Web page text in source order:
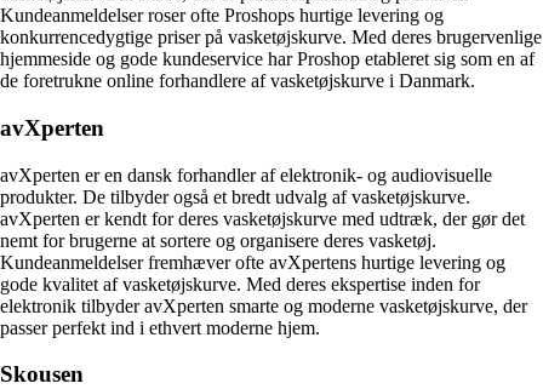
Kundeanmeldelser roser ofte Proshops hurtige levering og
konkurrencedygtige priser på vasketøjskurve. Med deres brugervenlige
hjemmeside og gode kundeservice har Proshop etableret sig som en af
de foretrukne online forhandlere af vasketøjskurve i Danmark.
avXperten
avXperten er en dansk forhandler af elektronik- og audiovisuelle
produkter. De tilbyder også et bredt udvalg af vasketøjskurve.
avXperten er kendt for deres vasketøjskurve med udtræk, der gør det
nemt for brugerne at sortere og organisere deres vasketøj.
Kundeanmeldelser fremhæver ofte avXpertens hurtige levering og
gode kvalitet af vasketøjskurve. Med deres ekspertise inden for
elektronik tilbyder avXperten smarte og moderne vasketøjskurve, der
passer perfekt ind i ethvert moderne hjem.
Skousen